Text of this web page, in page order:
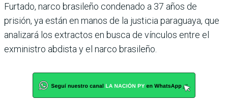
Furtado, narco brasileño condenado a 37 años de
prisión, ya están en manos de la justicia paraguaya, que
analizará los extractos en busca de vínculos entre el
exministro abdista y el narco brasileño.